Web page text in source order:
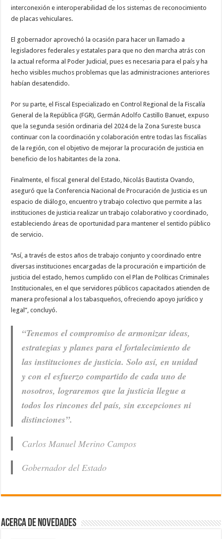
interconexión e interoperabilidad de los sistemas de reconocimiento
de placas vehiculares.
El gobernador aprovechó la ocasión para hacer un llamado a
legisladores federales y estatales para que no den marcha atrás con
la actual reforma al Poder Judicial, pues es necesaria para el país y ha
hecho visibles muchos problemas que las administraciones anteriores
habían desatendido.
Por su parte, el Fiscal Especializado en Control Regional de la Fiscalía
General de la República (FGR), Germán Adolfo Castillo Banuet, expuso
que la segunda sesión ordinaria del 2024 de la Zona Sureste busca
continuar con la coordinación y colaboración entre todas las fiscalías
de la región, con el objetivo de mejorar la procuración de justicia en
beneficio de los habitantes de la zona.
Finalmente, el fiscal general del Estado, Nicolás Bautista Ovando,
aseguró que la Conferencia Nacional de Procuración de Justicia es un
espacio de diálogo, encuentro y trabajo colectivo que permite a las
instituciones de justicia realizar un trabajo colaborativo y coordinado,
estableciendo áreas de oportunidad para mantener el sentido público
de servicio.
“Así, a través de estos años de trabajo conjunto y coordinado entre
diversas instituciones encargadas de la procuración e impartición de
justicia del estado, hemos cumplido con el Plan de Políticas Criminales
Institucionales, en el que servidores públicos capacitados atienden de
manera profesional a los tabasqueños, ofreciendo apoyo jurídico y
legal”, concluyó.
“Tenemos el compromiso de armonizar ideas,
estrategias y planes para el fortalecimiento de
las instituciones de justicia. Solo así, en unidad
y con el esfuerzo compartido de cada uno de
nosotros, lograremos que la justicia llegue a
todos los rincones del país, sin excepciones ni
distinciones”.
Carlos Manuel Merino Campos
Gobernador del Estado
Acerca de NOVEDADES